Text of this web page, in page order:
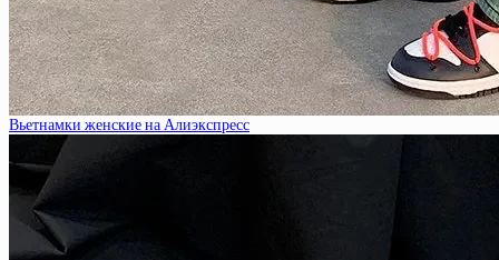
Вьетнамки женские на Алиэкспресс